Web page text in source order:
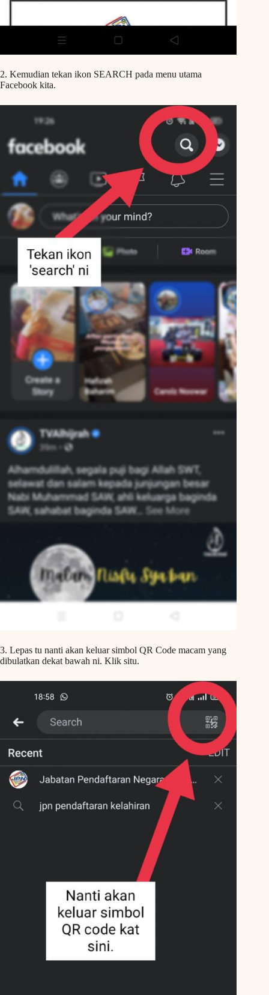
2. Kemudian tekan ikon SEARCH pada menu utama
Facebook kita.
3. Lepas tu nanti akan keluar simbol QR Code macam yang
dibulatkan dekat bawah ni. Klik situ.